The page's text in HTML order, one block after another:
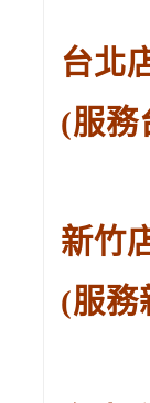
台北
(服務
新竹
(服務